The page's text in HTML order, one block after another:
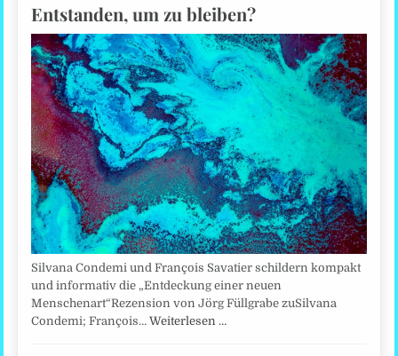
Entstanden, um zu bleiben?
Silvana Condemi und François Savatier schildern kompakt
und informativ die „Entdeckung einer neuen
Menschenart“Rezension von Jörg Füllgrabe zuSilvana
Condemi; François…Weiterlesen …